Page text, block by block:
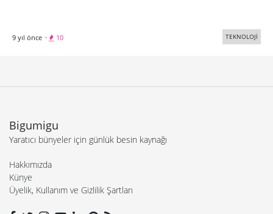
9 yıl önce · 10 TEKNOLOJİ
Bigumigu
Yaratıcı bünyeler için günlük besin kaynağı
Hakkımızda
Künye
Üyelik, Kullanım ve Gizlilik Şartları